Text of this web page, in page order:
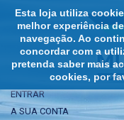
Esta loja utiliza
melhor experiência
navegação. Ao
concordar com a
pretenda saber mais
cookies, por
ENTRAR
A SUA CONTA